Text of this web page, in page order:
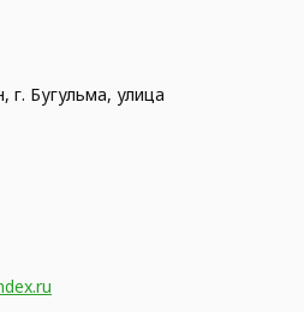
г. Бугульма, улица